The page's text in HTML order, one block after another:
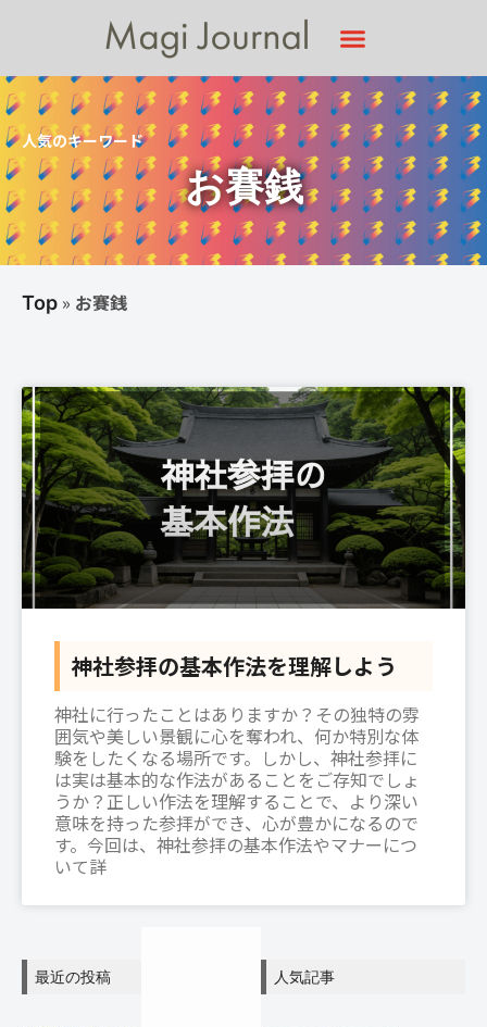
人気のキーワード
お賽銭
Top » お賽銭
神社参拝の基本作法を理解しよう
神社に行ったことはありますか？その独特の雰
囲気や美しい景観に心を奪われ、何か特別な体
験をしたくなる場所です。しかし、神社参拝に
は実は基本的な作法があることをご存知でしょ
うか？正しい作法を理解することで、より深い
意味を持った参拝ができ、心が豊かになるので
す。今回は、神社参拝の基本作法やマナーにつ
いて詳
最近の投稿 人気記事